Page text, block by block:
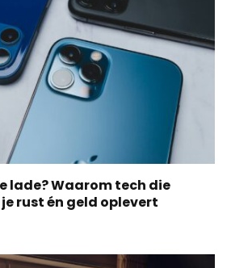
lade? Waarom tech die
rust én geld oplevert